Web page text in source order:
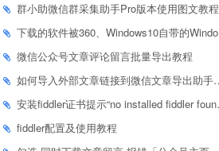
群小助微信群采集助手Pro版本使用图文教程
下载的软件被360、Windows10自带的Windows Defender、腾讯管家等杀毒软件误删了怎么解决
微信公众号文章评论留言批量导出教程
如何导入外部文章链接到微信文章导出助手批量下载，附上3种方式
安装fiddler证书提示“no installed fiddler found”或开启代理ip失败
fiddler配置及使用教程